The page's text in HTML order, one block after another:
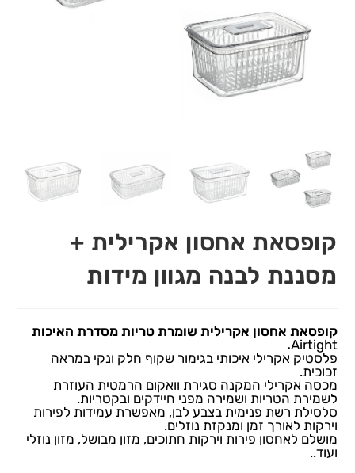
קופסאת אחסון אקרילית +
מסננת לבנה מגוון מידות
קופסאת אחסון אקרילית שומרת טריות מסדרת האיכות
Airtight
.
פלסטיק אקרילי איכותי בגימור שקוף חלק ונקי במראה
זכוכית.
מכסה אקרילי המקנה סגירת וואקום הרמטית העוזרת
לשמירת הטריות ושמירה מפני חיידקים ובקטריות.
סלסילת רשת פנימית בצבע לבן, מאפשרת עמידות לפירות
וירקות לאורך זמן ומנקזת נוזלים.
מושלם לאחסון פירות וירקות חתוכים, מזון מבושל, מזון נוזלי
ועוד..